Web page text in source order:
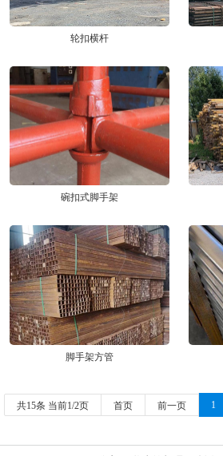
轮扣横杆
碗扣式脚手架
脚手架方管
共15条 当前1/2页 首页 前一页 1